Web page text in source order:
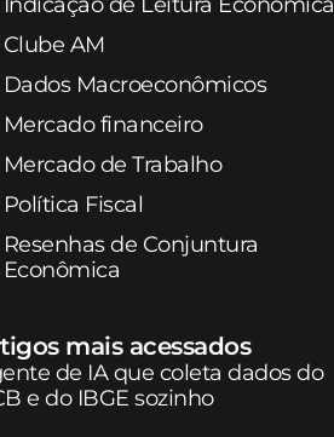
Clube AM
Dados Macroeconômicos
Mercado financeiro
Mercado de Trabalho
Política Fiscal
Resenhas de Conjuntura
Econômica
mais acessados
de IA que coleta dados do
e do IBGE sozinho